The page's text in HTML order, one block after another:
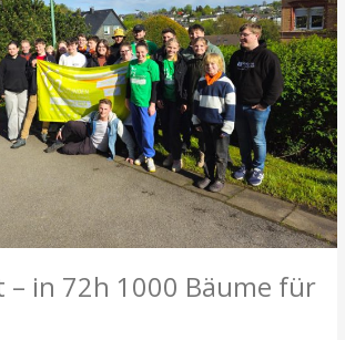
– in 72h 1000 Bäume für